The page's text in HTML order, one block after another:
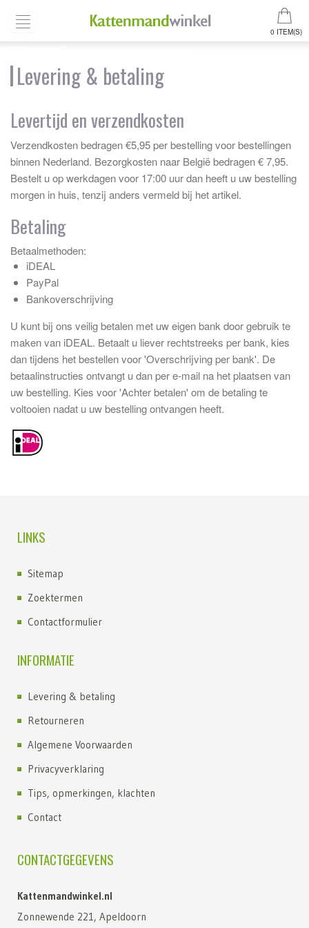
0 ITEM(S)
Levering & betaling
Levertijd en verzendkosten
Verzendkosten bedragen €5,95 per bestelling voor bestellingen
binnen Nederland. Bezorgkosten naar België bedragen € 7,95.
Bestelt u op werkdagen voor 17:00 uur dan heeft u uw bestelling
morgen in huis, tenzij anders vermeld bij het artikel.
Betaling
Betaalmethoden:
iDEAL
PayPal
Bankoverschrijving
U kunt bij ons veilig betalen met uw eigen bank door gebruik te
maken van iDEAL. Betaalt u liever rechtstreeks per bank, kies
dan tijdens het bestellen voor 'Overschrijving per bank'. De
betaalinstructies ontvangt u dan per e-mail na het plaatsen van
uw bestelling. Kies voor 'Achter betalen' om de betaling te
voltooien nadat u uw bestelling ontvangen heeft.
LINKS
Sitemap
Zoektermen
Contactformulier
INFORMATIE
Levering & betaling
Retourneren
Algemene Voorwaarden
Privacyverklaring
Tips, opmerkingen, klachten
Contact
CONTACTGEGEVENS
Kattenmandwinkel.nl
Zonnewende 221, Apeldoorn